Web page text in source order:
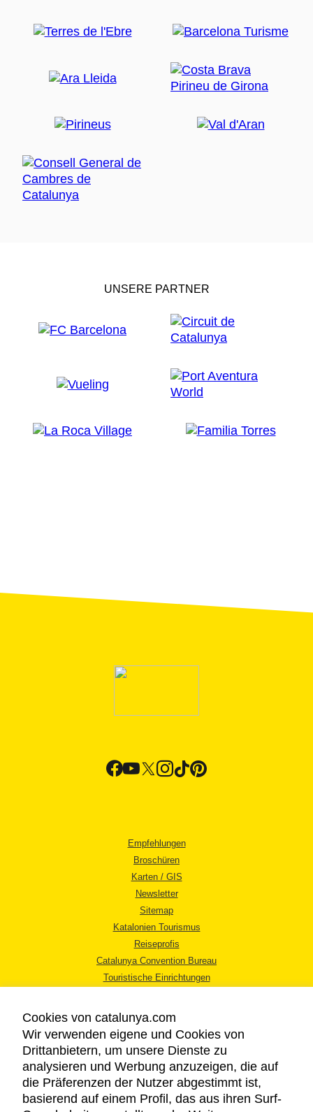
UNSERE PARTNER
Empfehlungen
Broschüren
Karten / GIS
Newsletter
Sitemap
Katalonien Tourismus
Reiseprofis
Catalunya Convention Bureau
Touristische Einrichtungen
RECHTLICHER HINWEIS
DATENSCHUTZICHTLINIE
Cookies von catalunya.com
Wir verwenden eigene und Cookies von
Drittanbietern, um unsere Dienste zu
analysieren und Werbung anzuzeigen, die auf
die Präferenzen der Nutzer abgestimmt ist,
basierend auf einem Profil, das aus ihren Surf-